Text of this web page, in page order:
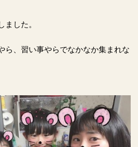
ました。
ら、習い事やらでなかなか集まれな